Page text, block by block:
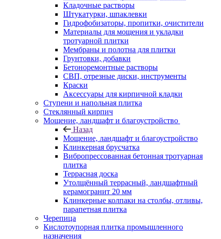
Кладочные растворы
Штукатурки, шпаклевки
Гидрофобизаторы, пропитки, очистители
Материалы для мощения и укладки
тротуарной плитки
Мембраны и полотна для плитки
Грунтовки, добавки
Бетоноремонтные растворы
СВП, отрезные диски, инструменты
Краски
Аксессуары для кирпичной кладки
Ступени и напольная плитка
Cтеклянный кирпич
Мощение, ландшафт и благоустройство
Назад
Мощение, ландшафт и благоустройство
Клинкерная брусчатка
Вибропрессованная бетонная тротуарная
плитка
Террасная доска
Утолщённый террасный, ландшафтный
керамогранит 20 мм
Клинкерные колпаки на столбы, отливы,
парапетная плитка
Черепица
Кислотоупорная плитка промышленного
назначения